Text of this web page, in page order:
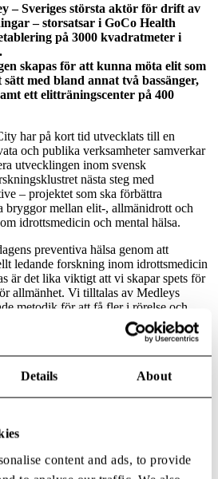
Details About
content and ads, to provide
– Sveriges största aktör för drift av
– storsatsar i GoCo Health
på 3000 kvadratmeter i
skapas för att kunna möta elit som
med bland annat två bassänger,
ett elitträningscenter på 400
har på kort tid utvecklats till en
och publika verksamheter samverkar
utvecklingen inom svensk
nästa steg med
– projektet som ska förbättra
bryggor mellan elit-, allmänidrott och
idrottsmedicin och mental hälsa.
preventiva hälsa genom att
ledande forskning inom idrottsmedicin
är det lika viktigt att vi skapar spets för
allmänhet. Vi tilltalas av Medleys
metodik för att få fler i rörelse och
Almgrens bakgrund inom elitidrott med
tiokamp blir de en perfekt partner för
och forskningen tar vi nu krafttag för
miljö i sin arkitektur och sin öppna